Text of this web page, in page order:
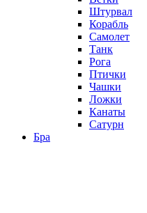
Штурвал
Корабль
Самолет
Танк
Рога
Птички
Чашки
Ложки
Канаты
Сатурн
Бра